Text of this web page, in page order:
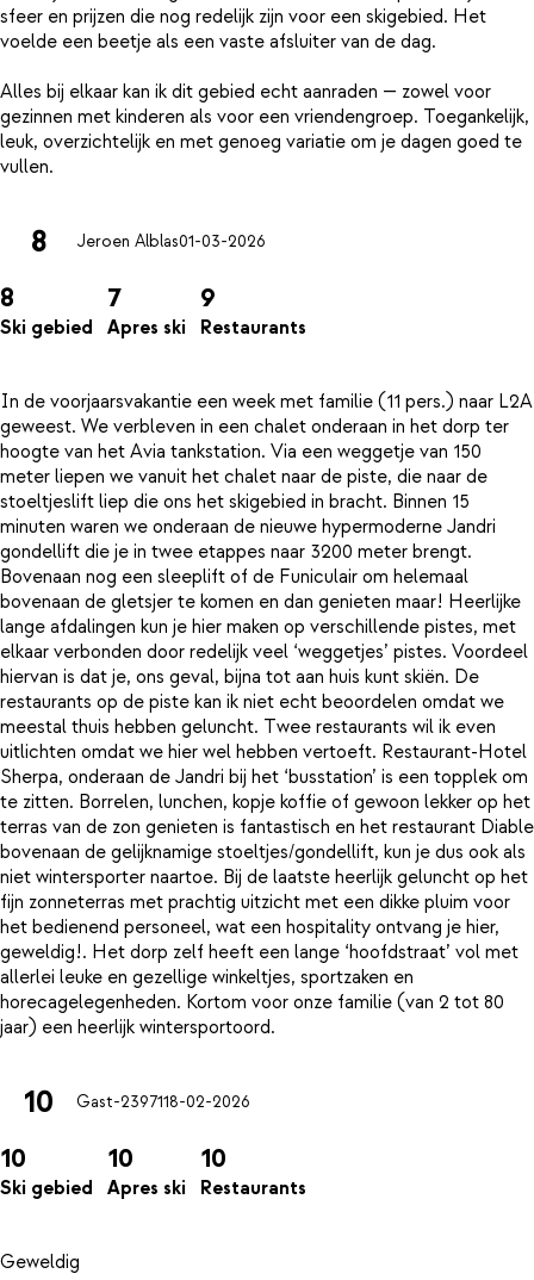
sfeer en prijzen die nog redelijk zijn voor een skigebied. Het
voelde een beetje als een vaste afsluiter van de dag.
Alles bij elkaar kan ik dit gebied echt aanraden — zowel voor
gezinnen met kinderen als voor een vriendengroep. Toegankelijk,
leuk, overzichtelijk en met genoeg variatie om je dagen goed te
8 Jeroen Alblas01-03-2026
8
Ski gebied
7
Apres ski
9
Restaurants
In de voorjaarsvakantie een week met familie (11 pers.) naar L2A
geweest. We verbleven in een chalet onderaan in het dorp ter
hoogte van het Avia tankstation. Via een weggetje van 150
meter liepen we vanuit het chalet naar de piste, die naar de
stoeltjeslift liep die ons het skigebied in bracht. Binnen 15
minuten waren we onderaan de nieuwe hypermoderne Jandri
gondellift die je in twee etappes naar 3200 meter brengt.
Bovenaan nog een sleeplift of de Funiculair om helemaal
bovenaan de gletsjer te komen en dan genieten maar! Heerlijke
lange afdalingen kun je hier maken op verschillende pistes, met
elkaar verbonden door redelijk veel ‘weggetjes’ pistes. Voordeel
hiervan is dat je, ons geval, bijna tot aan huis kunt skiën. De
restaurants op de piste kan ik niet echt beoordelen omdat we
meestal thuis hebben geluncht. Twee restaurants wil ik even
uitlichten omdat we hier wel hebben vertoeft. Restaurant-Hotel
Sherpa, onderaan de Jandri bij het ‘busstation’ is een topplek om
te zitten. Borrelen, lunchen, kopje koffie of gewoon lekker op het
terras van de zon genieten is fantastisch en het restaurant Diable
bovenaan de gelijknamige stoeltjes/gondellift, kun je dus ook als
niet wintersporter naartoe. Bij de laatste heerlijk geluncht op het
fijn zonneterras met prachtig uitzicht met een dikke pluim voor
het bedienend personeel, wat een hospitality ontvang je hier,
geweldig!. Het dorp zelf heeft een lange ‘hoofdstraat’ vol met
allerlei leuke en gezellige winkeltjes, sportzaken en
horecagelegenheden. Kortom voor onze familie (van 2 tot 80
10 Gast-2397118-02-2026
10
Ski gebied
10
Apres ski
10
Restaurants